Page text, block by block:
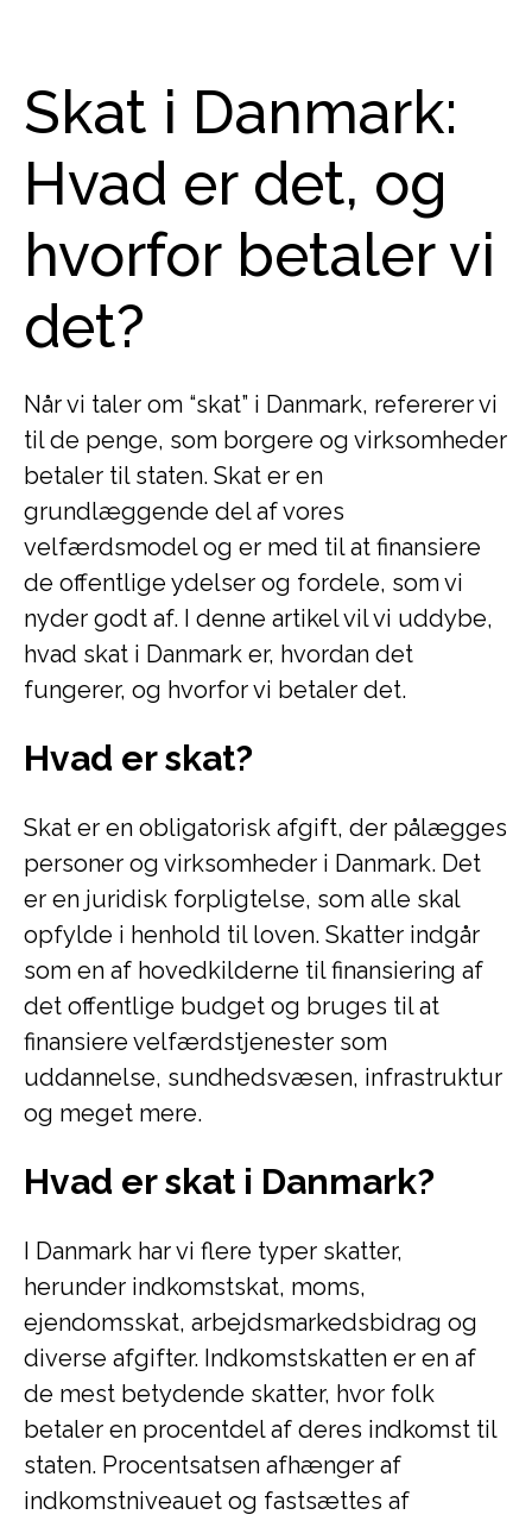
Skat i Danmark:
Hvad er det, og
hvorfor betaler vi
det?
Når vi taler om “skat” i Danmark, refererer vi
til de penge, som borgere og virksomheder
betaler til staten. Skat er en
grundlæggende del af vores
velfærdsmodel og er med til at finansiere
de offentlige ydelser og fordele, som vi
nyder godt af. I denne artikel vil vi uddybe,
hvad skat i Danmark er, hvordan det
fungerer, og hvorfor vi betaler det.
Hvad er skat?
Skat er en obligatorisk afgift, der pålægges
personer og virksomheder i Danmark. Det
er en juridisk forpligtelse, som alle skal
opfylde i henhold til loven. Skatter indgår
som en af hovedkilderne til finansiering af
det offentlige budget og bruges til at
finansiere velfærdstjenester som
uddannelse, sundhedsvæsen, infrastruktur
og meget mere.
Hvad er skat i Danmark?
I Danmark har vi flere typer skatter,
herunder indkomstskat, moms,
ejendomsskat, arbejdsmarkedsbidrag og
diverse afgifter. Indkomstskatten er en af
de mest betydende skatter, hvor folk
betaler en procentdel af deres indkomst til
staten. Procentsatsen afhænger af
indkomstniveauet og fastsættes af